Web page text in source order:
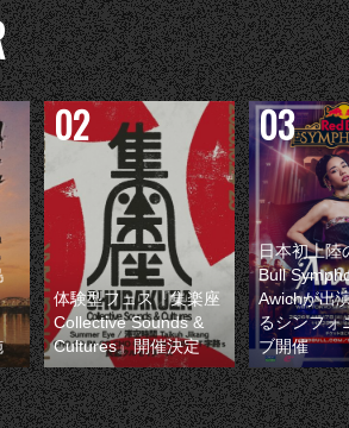
体験型フェス『集楽座
Collective Sounds &
Cultures』開催決定
日本初上陸
Bull
Awichが出
るシンフォ
ブ開催